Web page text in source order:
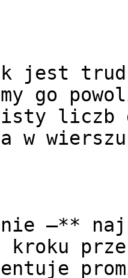
jest
go
liczb
w
—**
kroku